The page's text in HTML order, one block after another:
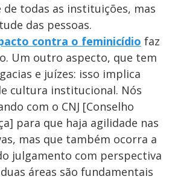
todas as instituições, mas
das pessoas.
contra o feminicídio faz
Um outro aspecto, que tem
e juízes: isso implica
cultura institucional. Nós
com o CNJ [Conselho
para que haja agilidade nas
mas que também ocorra a
julgamento com perspectiva
áreas são fundamentais